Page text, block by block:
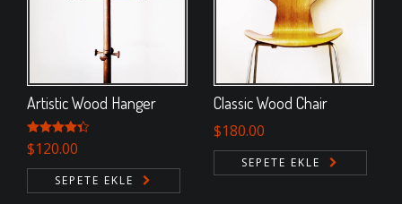
Artistic Wood Hanger
5
üzerinden
4.33oy
$120.00
SEPETE EKLE
Classic Wood Chair
$180.00
SEPETE EKLE